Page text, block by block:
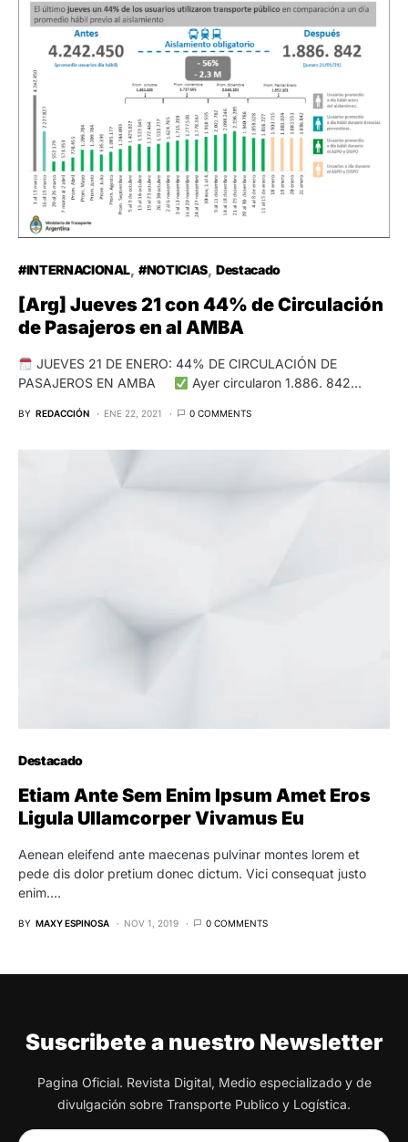
#INTERNACIONAL #NOTICIAS Destacado
[Arg] Jueves 21 con 44% de Circulación
de Pasajeros en al AMBA
JUEVES 21 DE ENERO: 44% DE CIRCULACIÓN DE
PASAJEROS EN AMBA
Ayer circularon 1.886. 842…
BY REDACCIÓN ENE 22, 2021 0 COMMENTS
Destacado
Etiam Ante Sem Enim Ipsum Amet Eros
Ligula Ullamcorper Vivamus Eu
Aenean eleifend ante maecenas pulvinar montes lorem et
pede dis dolor pretium donec dictum. Vici consequat justo
enim.…
BY MAXY ESPINOSA NOV 1, 2019 0 COMMENTS
Suscribete a nuestro Newsletter
Pagina Oficial. Revista Digital, Medio especializado y de
divulgación sobre Transporte Publico y Logística.